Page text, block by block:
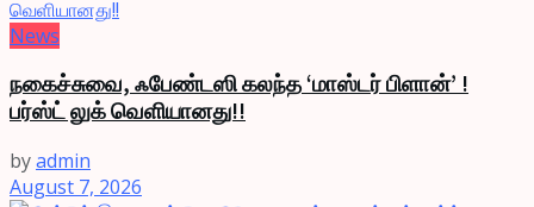
News
நகைச்சுவை, ஃபேண்டஸி கலந்த ‘மாஸ்டர் பிளான்’ !
பர்ஸ்ட் லுக் வெளியானது!!
byadmin
August 7, 2026